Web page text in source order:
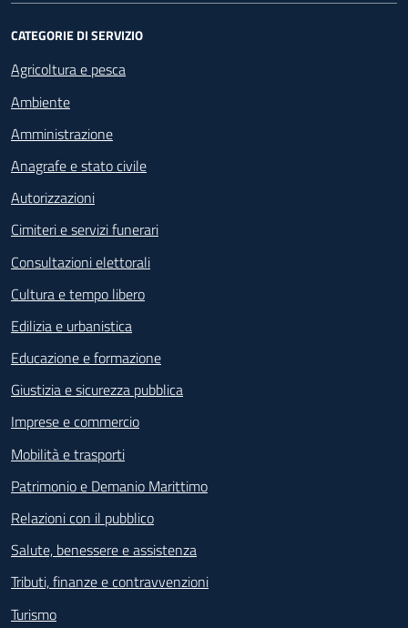
CATEGORIE DI SERVIZIO
Agricoltura e pesca
Ambiente
Amministrazione
Anagrafe e stato civile
Autorizzazioni
Cimiteri e servizi funerari
Consultazioni elettorali
Cultura e tempo libero
Edilizia e urbanistica
Educazione e formazione
Giustizia e sicurezza pubblica
Imprese e commercio
Mobilità e trasporti
Patrimonio e Demanio Marittimo
Relazioni con il pubblico
Salute, benessere e assistenza
Tributi, finanze e contravvenzioni
Turismo